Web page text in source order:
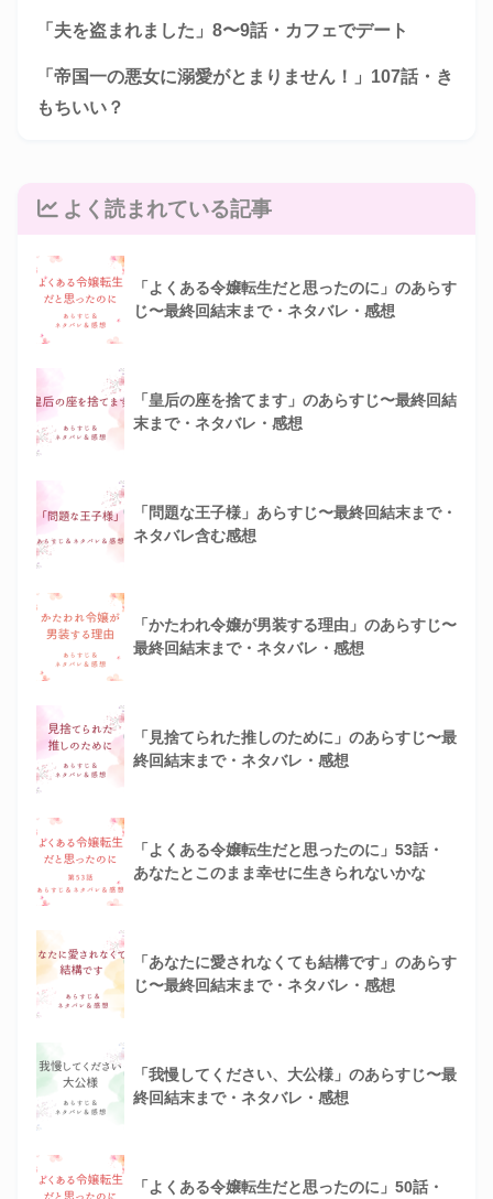
「夫を盗まれました」8〜9話・カフェでデート
「帝国一の悪女に溺愛がとまりません！」107話・き
もちいい？
よく読まれている記事
「よくある令嬢転生だと思ったのに」のあらす
じ〜最終回結末まで・ネタバレ・感想
「皇后の座を捨てます」のあらすじ〜最終回結
末まで・ネタバレ・感想
「問題な王子様」あらすじ〜最終回結末まで・
ネタバレ含む感想
「かたわれ令嬢が男装する理由」のあらすじ〜
最終回結末まで・ネタバレ・感想
「見捨てられた推しのために」のあらすじ〜最
終回結末まで・ネタバレ・感想
「よくある令嬢転生だと思ったのに」53話・
あなたとこのまま幸せに生きられないかな
「あなたに愛されなくても結構です」のあらす
じ〜最終回結末まで・ネタバレ・感想
「我慢してください、大公様」のあらすじ〜最
終回結末まで・ネタバレ・感想
「よくある令嬢転生だと思ったのに」50話・